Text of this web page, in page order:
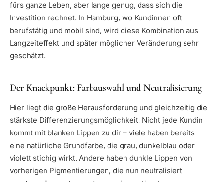
fürs ganze Leben, aber lange genug, dass sich die
Investition rechnet. In Hamburg, wo Kundinnen oft
berufstätig und mobil sind, wird diese Kombination aus
Langzeiteffekt und später möglicher Veränderung sehr
geschätzt.
Der Knackpunkt: Farbauswahl und Neutralisierung
Hier liegt die große Herausforderung und gleichzeitig die
stärkste Differenzierungsmöglichkeit. Nicht jede Kundin
kommt mit blanken Lippen zu dir – viele haben bereits
eine natürliche Grundfarbe, die grau, dunkelblau oder
violett stichig wirkt. Andere haben dunkle Lippen von
vorherigen Pigmentierungen, die nun neutralisiert